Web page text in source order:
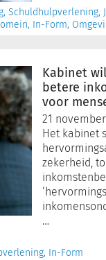
Schuldhulpverlening,
In-Form,
Kabinet
betere
voor
21
Het kabinet
zekerheid,
…
In-Form